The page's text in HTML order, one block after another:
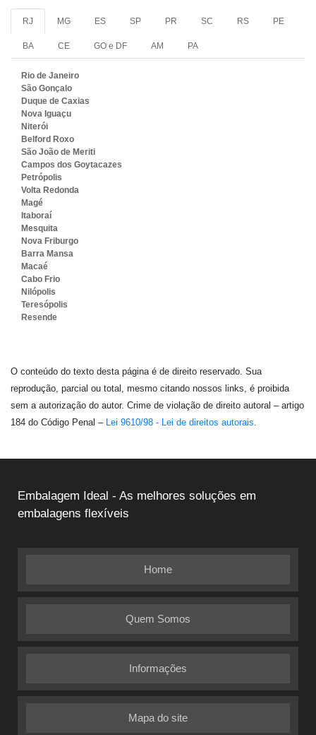
RJ MG ES SP PR SC RS PE
BA CE GO e DF AM PA
Rio de Janeiro
São Gonçalo
Duque de Caxias
Nova Iguaçu
Niterói
Belford Roxo
São João de Meriti
Campos dos Goytacazes
Petrópolis
Volta Redonda
Magé
Itaboraí
Mesquita
Nova Friburgo
Barra Mansa
Macaé
Cabo Frio
Nilópolis
Teresópolis
Resende
O conteúdo do texto desta página é de direito reservado. Sua
reprodução, parcial ou total, mesmo citando nossos links, é proibida
sem a autorização do autor. Crime de violação de direito autoral – artigo
184 do Código Penal – Lei 9610/98 - Lei de direitos autorais
Embalagem Ideal - As melhores soluções em
embalagens flexíveis
Home
Quem Somos
Informações
Mapa do site